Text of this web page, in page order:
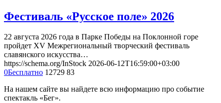
Фестиваль «Русское поле» 2026
22 августа 2026 года в Парке Победы на Поклонной горе
пройдет XV Межрегиональный творческий фестиваль
славянского искусства…
https://schema.org/InStock 2026-06-12T16:59:00+03:00
0Бесплатно 12729 83
На нашем сайте вы найдете всю информацию про событие
спектакль «Бег».